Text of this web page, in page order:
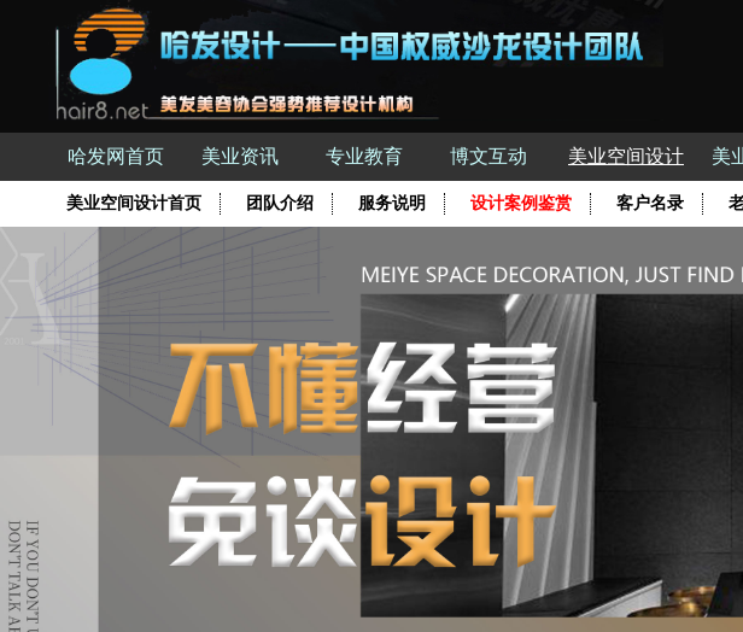
哈发网首页 美业资讯 专业教育 博文互动 美业空间设计 美
美业空间设计首页 团队介绍 服务说明 设计案例鉴赏 客户名录